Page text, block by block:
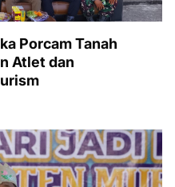
Porcam Tanah
Atlet dan